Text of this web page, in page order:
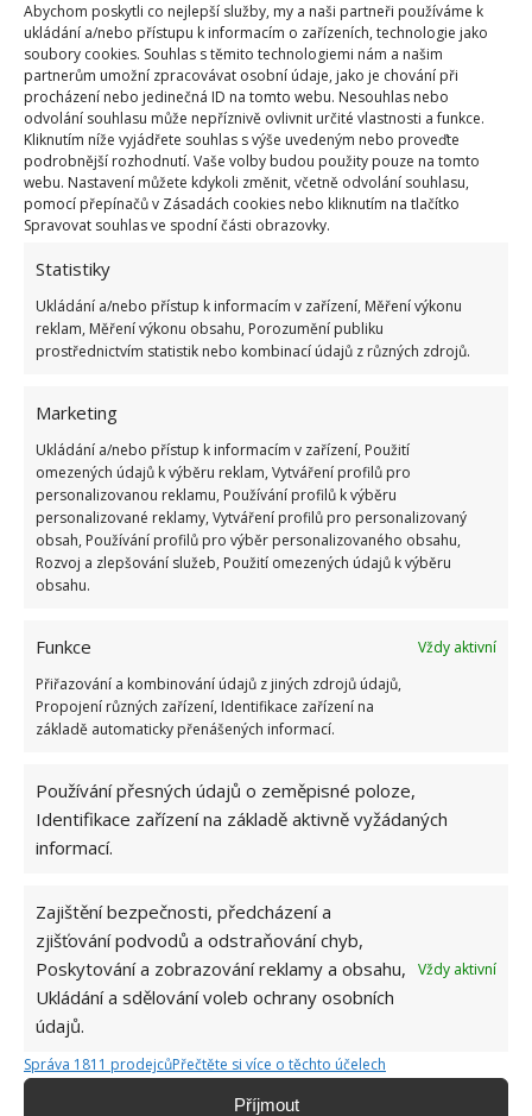
Abychom poskytli co nejlepší služby, my a naši partneři používáme k
ukládání a/nebo přístupu k informacím o zařízeních, technologie jako
soubory cookies. Souhlas s těmito technologiemi nám a našim
partnerům umožní zpracovávat osobní údaje, jako je chování při
procházení nebo jedinečná ID na tomto webu. Nesouhlas nebo
odvolání souhlasu může nepříznivě ovlivnit určité vlastnosti a funkce.
Kliknutím níže vyjádřete souhlas s výše uvedeným nebo proveďte
podrobnější rozhodnutí. Vaše volby budou použity pouze na tomto
webu. Nastavení můžete kdykoli změnit, včetně odvolání souhlasu,
pomocí přepínačů v Zásadách cookies nebo kliknutím na tlačítko
Spravovat souhlas ve spodní části obrazovky.
Statistiky
Ukládání a/nebo přístup k informacím v zařízení, Měření výkonu
reklam, Měření výkonu obsahu, Porozumění publiku
prostřednictvím statistik nebo kombinací údajů z různých zdrojů.
Marketing
Ukládání a/nebo přístup k informacím v zařízení, Použití
omezených údajů k výběru reklam, Vytváření profilů pro
personalizovanou reklamu, Používání profilů k výběru
personalizované reklamy, Vytváření profilů pro personalizovaný
obsah, Používání profilů pro výběr personalizovaného obsahu,
Rozvoj a zlepšování služeb, Použití omezených údajů k výběru
obsahu.
Funkce
Vždy aktivní
Přiřazování a kombinování údajů z jiných zdrojů údajů,
Propojení různých zařízení, Identifikace zařízení na
základě automaticky přenášených informací.
Používání přesných údajů o zeměpisné poloze,
Identifikace zařízení na základě aktivně vyžádaných
informací.
Zajištění bezpečnosti, předcházení a
zjišťování podvodů a odstraňování chyb,
Poskytování a zobrazování reklamy a obsahu,
Ukládání a sdělování voleb ochrany osobních
údajů.
Vždy aktivní
Správa 1811 prodejcůPřečtěte si více o těchto účelech
Příjmout
Vhodné zásoby pro případ karantény, když na
vaši domácnost udeří koronavirus
15.10.2020 Rady a tipy
OBLÍBENÉ ČLÁNKY
Kvíz na téma pionýrské tábory za socialismu:
Kdo je zažil, bez problému získá 12 ze 12 bodů
12.5.2026
komunismu: 10 retro otázek ukáže, kdo má
23.6.2026
bodů
6.5.2026
ŽHAVÉ NOVINKY
velkou chybu. Odpuzuje totiž škůdce a